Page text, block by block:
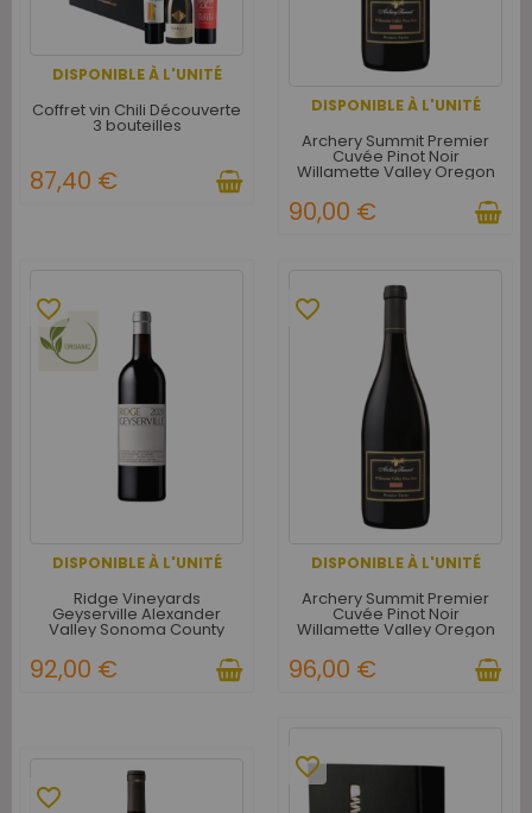
DISPONIBLE À L'UNITÉ
Coffret vin Chili Découverte
3 bouteilles
87,40 €
DISPONIBLE À L'UNITÉ
Archery Summit Premier
Cuvée Pinot Noir
Willamette Valley Oregon
USA 2018
90,00 €
DISPONIBLE À L'UNITÉ
favorite_border
Ridge Vineyards
Geyserville Alexander
Valley Sonoma County
Californie USA 2023
92,00 €
DISPONIBLE À L'UNITÉ
favorite_border
Archery Summit Premier
Cuvée Pinot Noir
Willamette Valley Oregon
USA 2021
96,00 €
favorite_border
favorite_border